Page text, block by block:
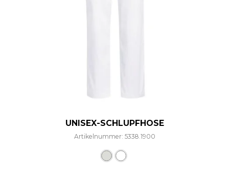
UNISEX-SCHLUPFHOSE
Artikelnummer: 5338.1900